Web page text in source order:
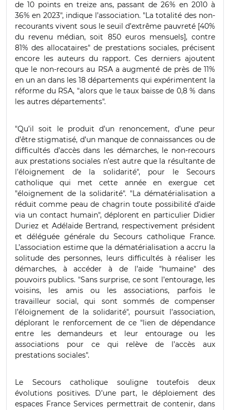
de 10 points en treize ans, passant de 26% en 2010 à
36% en 2023", indique l’association. "La totalité des non-
recourants vivent sous le seuil d’extrême pauvreté [40%
du revenu médian, soit 850 euros mensuels], contre
81% des allocataires" de prestations sociales, précisent
encore les auteurs du rapport. Ces derniers ajoutent
que le non-recours au RSA a augmenté de près de 11%
en un an dans les 18 départements qui expérimentent la
réforme du RSA, "alors que le taux baisse de 0,8 % dans
les autres départements".
"Qu’il soit le produit d’un renoncement, d’une peur
d’être stigmatisé, d’un manque de connaissances ou de
difficultés d’accès dans les démarches, le non-recours
aux prestations sociales n’est autre que la résultante de
l’éloignement de la solidarité", pour le Secours
catholique qui met cette année en exergue cet
"éloignement de la solidarité". "La dématérialisation a
réduit comme peau de chagrin toute possibilité d’aide
via un contact humain", déplorent en particulier Didier
Duriez et Adélaïde Bertrand, respectivement président
et déléguée générale du Secours catholique France.
L’association estime que la dématérialisation a accru la
solitude des personnes, leurs difficultés à réaliser les
démarches, à accéder à de l’aide "humaine" des
pouvoirs publics. "Sans surprise, ce sont l’entourage, les
voisins, les amis ou les associations, parfois le
travailleur social, qui sont sommés de compenser
l’éloignement de la solidarité", poursuit l’association,
déplorant le renforcement de ce "lien de dépendance
entre les demandeurs et leur entourage ou les
associations pour ce qui relève de l’accès aux
prestations sociales".
Le Secours catholique souligne toutefois deux
évolutions positives. D’une part, le déploiement des
espaces France Services permettrait de contenir, dans